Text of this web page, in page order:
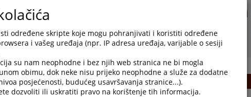
godine, Pravilnik o zaštiti tajnih podataka u
je stupio na snagu danom donošenja, a koji se nalazi
određene skripte koje mogu pohranjivati i koristiti određene
i vašeg uređaja (npr. IP adresa uređaja, varijable o sesiji
su nam neophodne i bez njih web stranica ne bi mogla
obimu, dok neke nisu prijeko neophodne a služe za dodatne
posjećenosti, budućeg usavršavanja stranice...).
dozvoliti ili uskratiti pravo na korištenje tih informacija.